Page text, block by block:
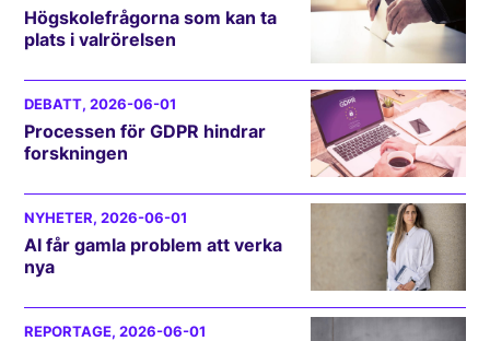
Högskolefrågorna som kan ta
plats i valrörelsen
DEBATT, 2026-06-01
Processen för GDPR hindrar
forskningen
NYHETER, 2026-06-01
AI får gamla problem att verka
nya
REPORTAGE, 2026-06-01